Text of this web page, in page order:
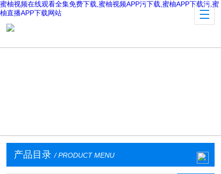
蜜柚视频在线观看全集免费下载,蜜柚视频APP污下载,蜜柚APP下载污,蜜
柚直播APP下载网站
产品目录 / PRODUCT MENU